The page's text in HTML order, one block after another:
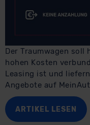
Der Traumwagen
hohen Kosten
Leasing ist und
Angebote auf
ARTIKEL LESEN